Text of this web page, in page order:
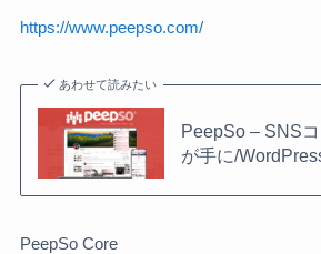
https://www.peepso.com/
あわせて読みたい
PeepSo – SNS
が手に/
PeepSo Core